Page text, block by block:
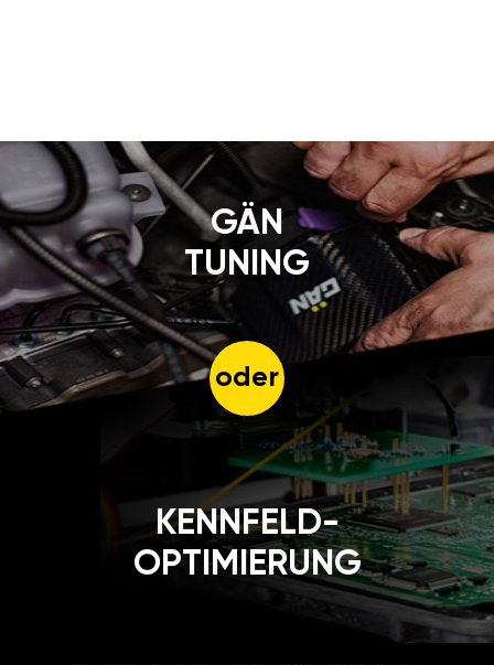
GÄN
TUNING
oder
KENNFELD-
OPTIMIERUNG